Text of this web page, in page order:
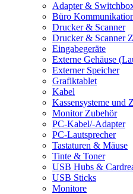
Adapter &
Büro
Drucker & Scanner
Drucker & Scanner
Eingabegeräte
Externe Gehäuse
Externer Speicher
Grafiktablet
Kabel
Kassensysteme und
Monitor Zubehör
PC-Kabel/-Adapter
PC-Lautsprecher
Tastaturen & Mäuse
Tinte & Toner
USB Hubs &
USB Sticks
Monitore